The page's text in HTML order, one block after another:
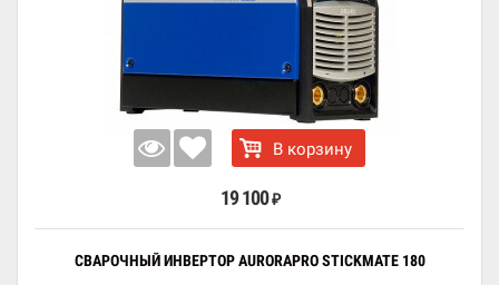
В корзину
19 100 ₽
СВАРОЧНЫЙ ИНВЕРТОР AURORAPRO STICKMATE 180